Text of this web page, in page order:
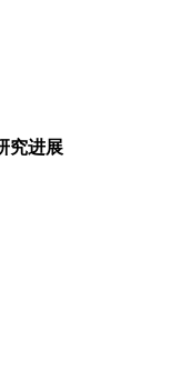
究进展